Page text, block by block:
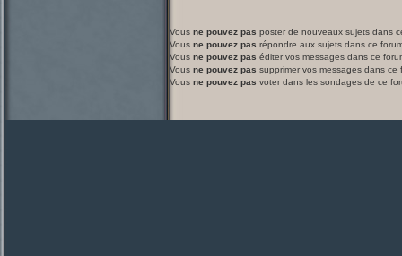
Vous ne pouvez pas poster de nouveaux sujets dans
Vous ne pouvez pas répondre aux sujets dans ce
Vous ne pouvez pas éditer vos messages dans ce
Vous ne pouvez pas supprimer vos messages dans ce
Vous ne pouvez pas voter dans les sondages de ce